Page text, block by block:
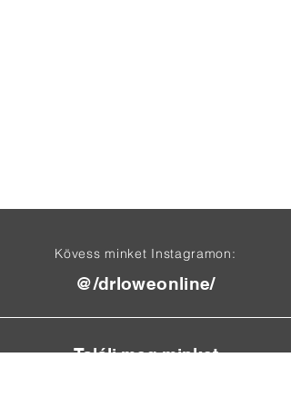
Kövess minket Instagramon:
@/drloweonline/
Találj meg minket